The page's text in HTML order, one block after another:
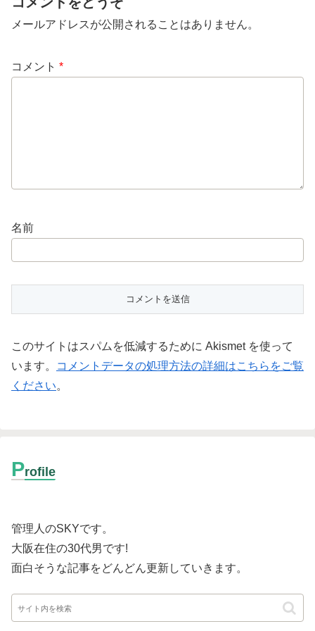
メールアドレスが公開されることはありません。
コメント *
名前
このサイトはスパムを低減するために Akismet を使って
います。
コメントデータの処理方法の詳細はこちらをご覧
ください。
Profile
管理人のSKYです。
大阪在住の30代男です!
面白そうな記事をどんどん更新していきます。